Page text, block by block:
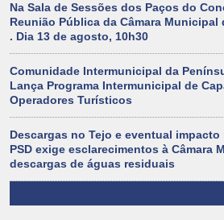
Na Sala de Sessões dos Paços do
Reunião Pública da Câmara Municipal
. Dia 13 de agosto, 10h30
Comunidade Intermunicipal da
Lança Programa Intermunicipal de
Operadores Turísticos
Descargas no Tejo e eventual impacto
PSD exige esclarecimentos à Câmara
descargas de águas residuais